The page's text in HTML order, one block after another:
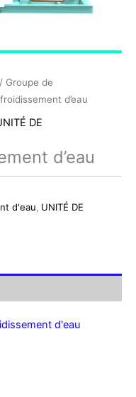
/ Groupe de
d’eau
DE
d’eau
d'eau, UNITÉ DE
d'eau